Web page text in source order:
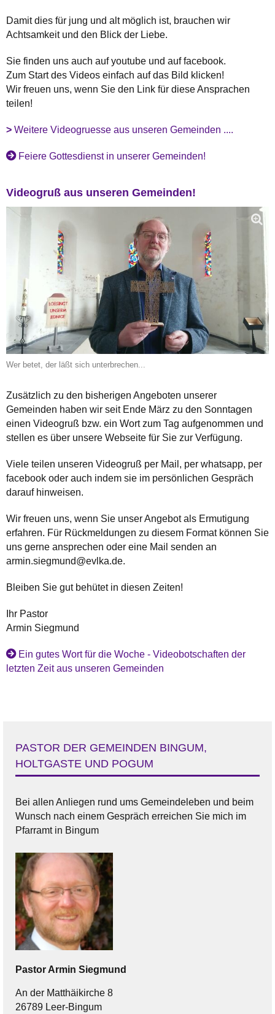
Damit dies für jung und alt möglich ist, brauchen wir
Achtsamkeit und den Blick der Liebe.
Sie finden uns auch auf youtube und auf facebook.
Zum Start des Videos einfach auf das Bild klicken!
Wir freuen uns, wenn Sie den Link für diese Ansprachen
teilen!
> Weitere Videogruesse aus unseren Gemeinden ....
Feiere Gottesdienst in unserer Gemeinden!
Videogruß aus unseren Gemeinden!
Wer betet, der läßt sich unterbrechen...
Zusätzlich zu den bisherigen Angeboten unserer
Gemeinden haben wir seit Ende März zu den Sonntagen
einen Videogruß bzw. ein Wort zum Tag aufgenommen und
stellen es über unsere Webseite für Sie zur Verfügung.
Viele teilen unseren Videogruß per Mail, per whatsapp, per
facebook oder auch indem sie im persönlichen Gespräch
darauf hinweisen.
Wir freuen uns, wenn Sie unser Angebot als Ermutigung
erfahren. Für Rückmeldungen zu diesem Format können Sie
uns gerne ansprechen oder eine Mail senden an
armin.siegmund@evlka.de.
Bleiben Sie gut behütet in diesen Zeiten!
Ihr Pastor
Armin Siegmund
Ein gutes Wort für die Woche - Videobotschaften der
letzten Zeit aus unseren Gemeinden
PASTOR DER GEMEINDEN BINGUM,
HOLTGASTE UND POGUM
Bei allen Anliegen rund ums Gemeindeleben und beim
Wunsch nach einem Gespräch erreichen Sie mich im
Pfarramt in Bingum
Pastor Armin Siegmund
An der Matthäikirche 8
26789 Leer-Bingum